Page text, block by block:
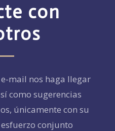
con
mail nos haga llegar
como sugerencias
únicamente con su
conjunto